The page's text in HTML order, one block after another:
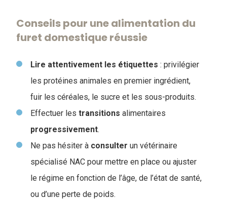
Conseils pour une ​alimentation du
furet domestique réussie
Lire attentivement les étiquettes : privilégier
les protéines animales en premier ingrédient,
fuir les céréales, le sucre et les sous-produits.
Effectuer les transitions alimentaires
progressivement.
Ne pas hésiter à consulter un vétérinaire
spécialisé NAC pour mettre en place ou ajuster
le régime en fonction de l’âge, de l’état de santé,
ou d’une perte de poids.